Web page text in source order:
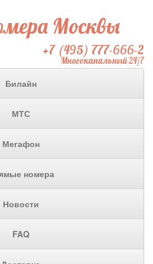
Москвы
+7 (495) 777-666-2
Многоканальный 24/7
Билайн
МТС
Мегафон
номера
Новости
FAQ